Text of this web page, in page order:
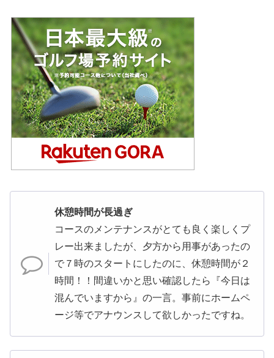
休憩時間が長過ぎ
コースのメンテナンスがとても良く楽しくプ
レー出来ましたが、夕方から用事があったの
で７時のスタートにしたのに、休憩時間が２
時間！！間違いかと思い確認したら『今日は
混んでいますから』の一言。事前にホームペ
ージ等でアナウンスして欲しかったですね。